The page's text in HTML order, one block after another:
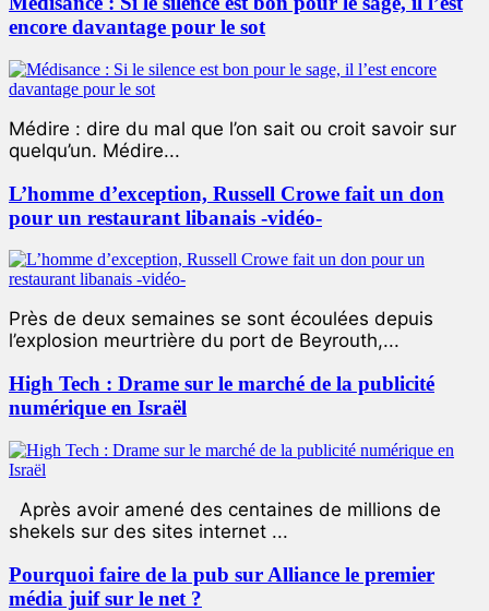
encore davantage pour le sot
Médire : dire du mal que l’on sait ou croit savoir sur
quelqu’un. Médire...
L’homme d’exception, Russell Crowe fait un don
pour un restaurant libanais -vidéo-
Près de deux semaines se sont écoulées depuis
l’explosion meurtrière du port de Beyrouth,...
High Tech : Drame sur le marché de la publicité
numérique en Israël
Après avoir amené des centaines de millions de
shekels sur des sites internet ...
Pourquoi faire de la pub sur Alliance le premier
média juif sur le net ?